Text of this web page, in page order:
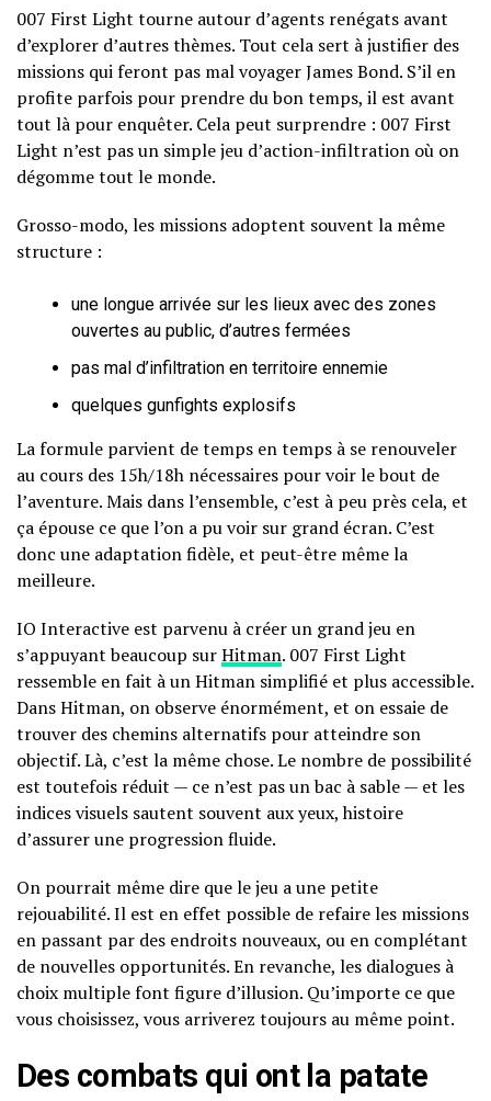
007 First Light tourne autour d’agents renégats avant
d’explorer d’autres thèmes. Tout cela sert à justifier des
missions qui feront pas mal voyager James Bond. S’il en
profite parfois pour prendre du bon temps, il est avant
tout là pour enquêter. Cela peut surprendre : 007 First
Light n’est pas un simple jeu d’action-infiltration où on
dégomme tout le monde.
Grosso-modo, les missions adoptent souvent la même
structure :
une longue arrivée sur les lieux avec des zones
ouvertes au public, d’autres fermées
pas mal d’infiltration en territoire ennemie
quelques gunfights explosifs
La formule parvient de temps en temps à se renouveler
au cours des 15h/18h nécessaires pour voir le bout de
l’aventure. Mais dans l’ensemble, c’est à peu près cela, et
ça épouse ce que l’on a pu voir sur grand écran. C’est
donc une adaptation fidèle, et peut-être même la
meilleure.
IO Interactive est parvenu à créer un grand jeu en
s’appuyant beaucoup surHitman. 007 First Light
ressemble en fait à un Hitman simplifié et plus accessible.
Dans Hitman, on observe énormément, et on essaie de
trouver des chemins alternatifs pour atteindre son
objectif. Là, c’est la même chose. Le nombre de possibilité
est toutefois réduit — ce n’est pas un bac à sable — et les
indices visuels sautent souvent aux yeux, histoire
d’assurer une progression fluide.
On pourrait même dire que le jeu a une petite
rejouabilité. Il est en effet possible de refaire les missions
en passant par des endroits nouveaux, ou en complétant
de nouvelles opportunités. En revanche, les dialogues à
choix multiple font figure d’illusion. Qu’importe ce que
vous choisissez, vous arriverez toujours au même point.
Des combats qui ont la patate